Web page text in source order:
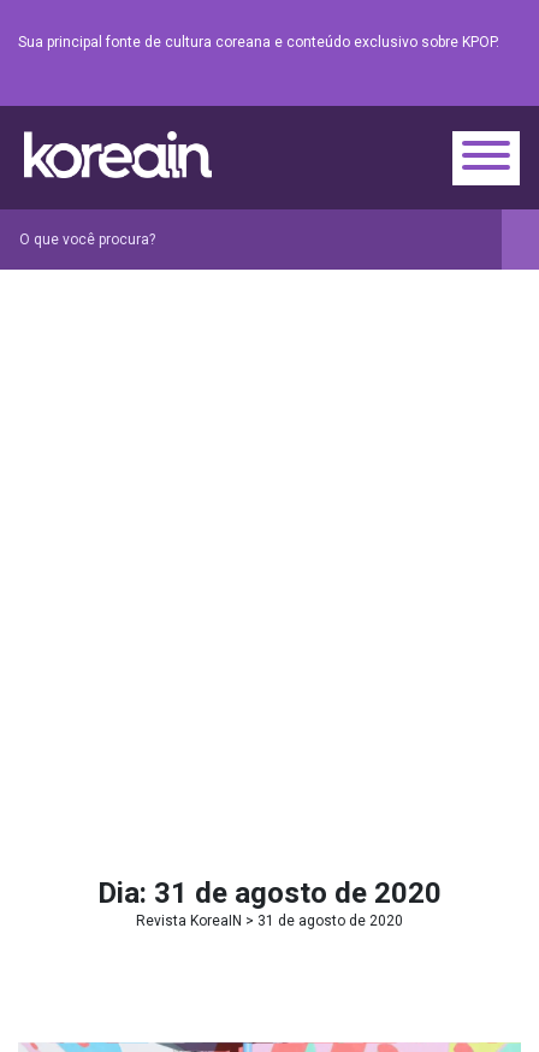
Sua principal fonte de cultura coreana e conteúdo exclusivo sobre KPOP.
Dia: 31 de agosto de 2020
Revista KoreaIN > 31 de agosto de 2020